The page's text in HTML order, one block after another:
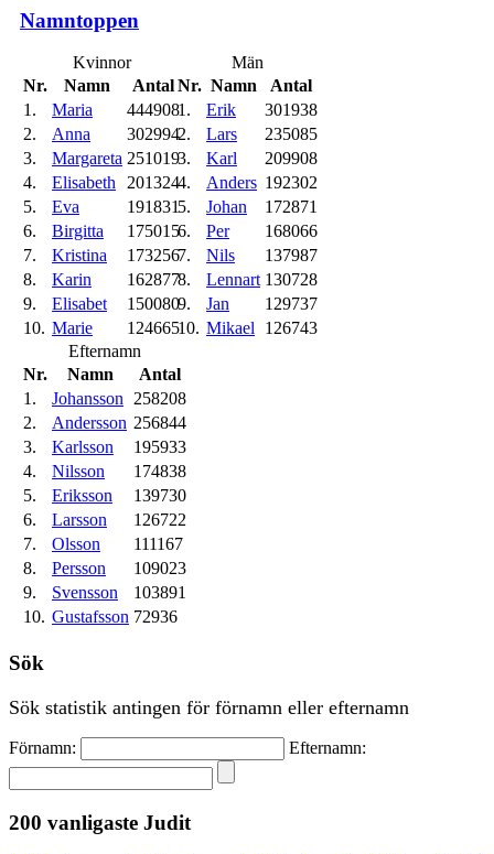
Namntoppen
Kvinnor
Nr.
Namn
Antal
1.
Maria
444908
2.
Anna
302994
3.
Margareta 251019
4.
Elisabeth 201324
5.
Eva
191831
6.
Birgitta
175015
7.
Kristina
173256
8.
Karin
162877
9.
Elisabet
150080
10. Marie 124665
Män
Nr. Namn
Antal
1.
Erik
301938
2.
Lars
235085
3.
Karl
209908
4.
Anders 192302
5.
Johan
172871
6.
Per
168066
7.
Nils
137987
8.
Lennart 130728
9.
Jan
129737
10. Mikael 126743
Efternamn
Nr.
Namn
Antal
1.
Johansson 258208
2.
Andersson 256844
3.
Karlsson
195933
4.
Nilsson
174838
5.
Eriksson
139730
6.
Larsson
126722
7.
Olsson
111167
8.
Persson
109023
9.
Svensson
103891
10. Gustafsson 72936
Sök
Sök statistik antingen för förnamn eller efternamn
Förnamn: Efternamn:
200 vanligaste Judit